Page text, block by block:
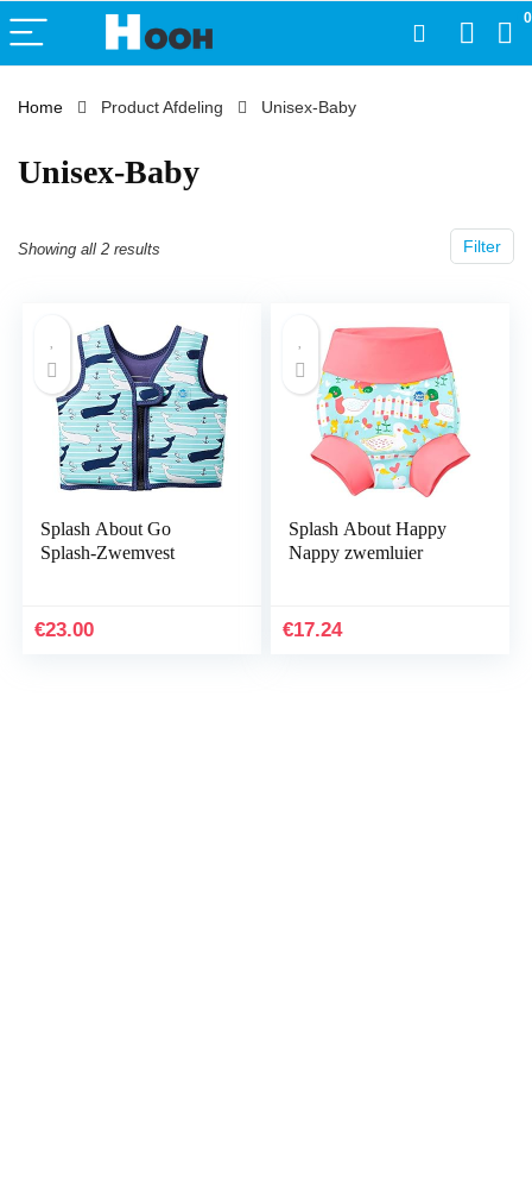
0
Home Product Afdeling ‎Unisex-Baby
‎Unisex-Baby
Filter
Showing all 2 results
Splash About Go
Splash-Zwemvest
€23.00
Splash About Happy
Nappy zwemluier
€17.24